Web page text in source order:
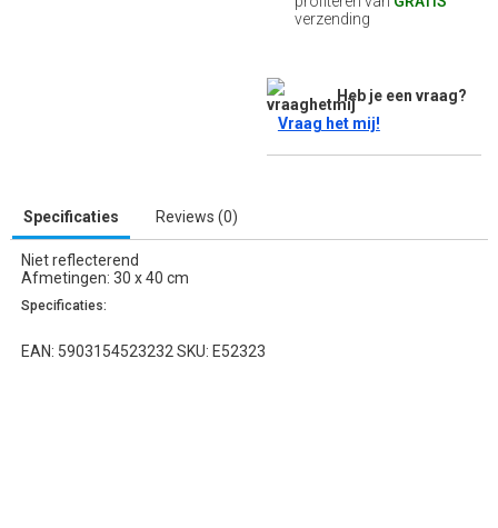
verzending
Heb je een vraag?
Vraag het mij!
Specificaties Reviews (0)
Niet reflecterend
Afmetingen: 30 x 40 cm
Specificaties:
EAN: 5903154523232 SKU: E52323